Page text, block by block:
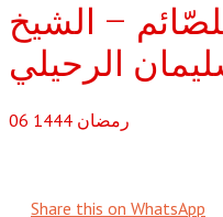
– الشيخ
الرحيلي
06 رمضان 1444
Share this on WhatsApp